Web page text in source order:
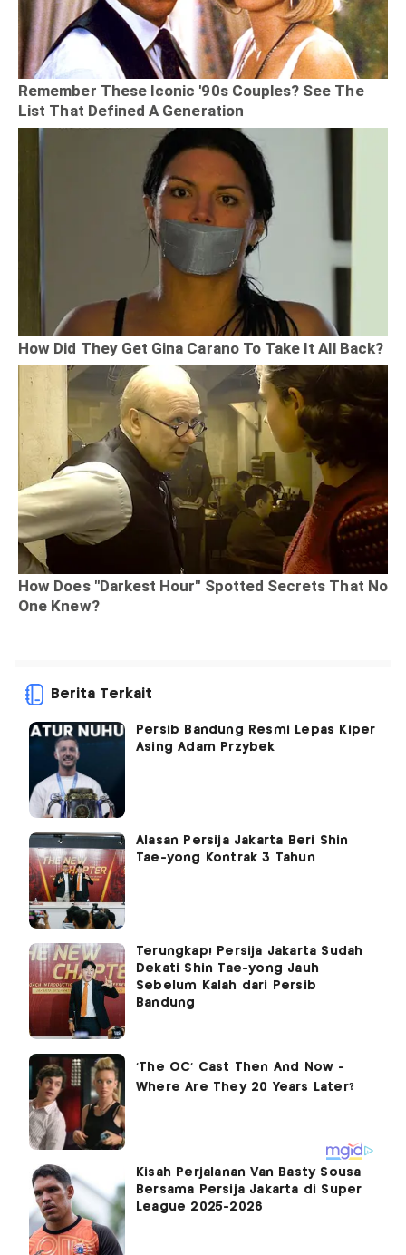
Berita Terkait
Persib Bandung Resmi Lepas Kiper
Asing Adam Przybek
Alasan Persija Jakarta Beri Shin
Tae-yong Kontrak 3 Tahun
Terungkap! Persija Jakarta Sudah
Dekati Shin Tae-yong Jauh
Sebelum Kalah dari Persib
Bandung
Kisah Perjalanan Van Basty Sousa
Bersama Persija Jakarta di Super
League 2025-2026